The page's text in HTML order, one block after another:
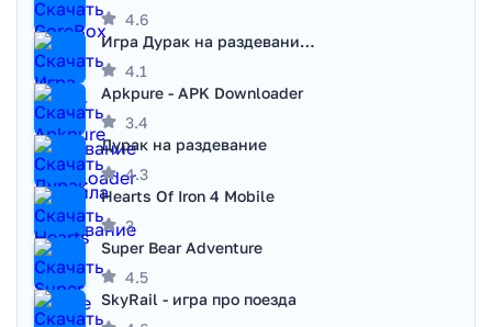
4.6
Игра Дурак на раздевание - Правила игры
4.1
Apkpure - APK Downloader
3.4
Дурак на раздевание
4.3
Hearts Of Iron 4 Mobile
3
Super Bear Adventure
4.5
SkyRail - игра про поезда